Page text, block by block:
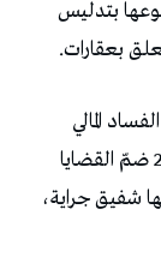
موضوعها بتدليس
بعقارات.
المالي
بالمحكمة الابتدائية بتونس قد قررت في ماي 2021 ضمّ القضايا
شفيق جراية،